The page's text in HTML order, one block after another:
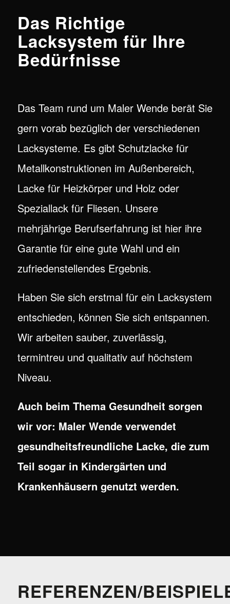
Das Richtige
Lacksystem für Ihre
Bedürfnisse
Das Team rund um Maler Wende berät Sie
gern vorab bezüglich der verschiedenen
Lacksysteme. Es gibt Schutzlacke für
Metallkonstruktionen im Außenbereich,
Lacke für Heizkörper und Holz oder
Speziallack für Fliesen. Unsere
mehrjährige Berufserfahrung ist hier ihre
Garantie für eine gute Wahl und ein
zufriedenstellendes Ergebnis.
Haben Sie sich erstmal für ein Lacksystem
entschieden, können Sie sich entspannen.
Wir arbeiten sauber, zuverlässig,
termintreu und qualitativ auf höchstem
Niveau.
Auch beim Thema Gesundheit sorgen
wir vor: Maler Wende verwendet
gesundheitsfreundliche Lacke, die zum
Teil sogar in Kindergärten und
Krankenhäusern genutzt werden.
REFERENZEN/